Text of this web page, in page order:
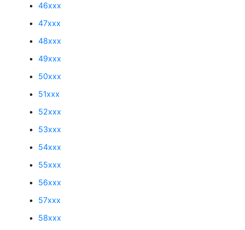
46xxx
47xxx
48xxx
49xxx
50xxx
51xxx
52xxx
53xxx
54xxx
55xxx
56xxx
57xxx
58xxx